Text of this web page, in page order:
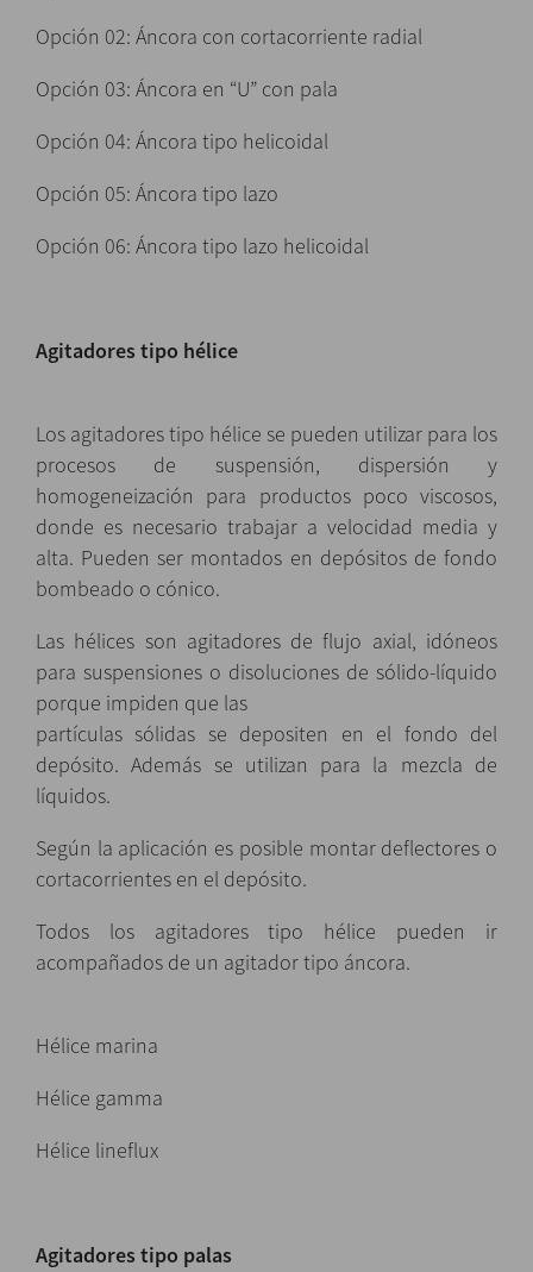
Opción 02: Áncora con cortacorriente radial
Opción 03: Áncora en “U” con pala
Opción 04: Áncora tipo helicoidal
Opción 05: Áncora tipo lazo
Opción 06: Áncora tipo lazo helicoidal
Agitadores tipo hélice
Los agitadores tipo hélice se pueden utilizar para los
procesos de suspensión, dispersión y
homogeneización para productos poco viscosos,
donde es necesario trabajar a velocidad media y
alta. Pueden ser montados en depósitos de fondo
bombeado o cónico.
Las hélices son agitadores de flujo axial, idóneos
para suspensiones o disoluciones de sólido-líquido
porque impiden que las
partículas sólidas se depositen en el fondo del
depósito. Además se utilizan para la mezcla de
líquidos.
Según la aplicación es posible montar deflectores o
cortacorrientes en el depósito.
Todos los agitadores tipo hélice pueden ir
acompañados de un agitador tipo áncora.
Hélice marina
Hélice gamma
Hélice lineflux
Agitadores tipo palas